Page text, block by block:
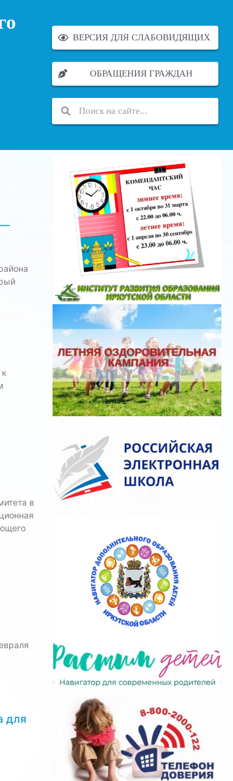
ВЕРСИЯ ДЛЯ СЛАБОВИДЯЩИХ
ОБРАЩЕНИЯ ГРАЖДАН
—
в
для